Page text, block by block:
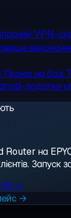
VPN-
Проксі на базі
додатки
на
Запуск
→
→